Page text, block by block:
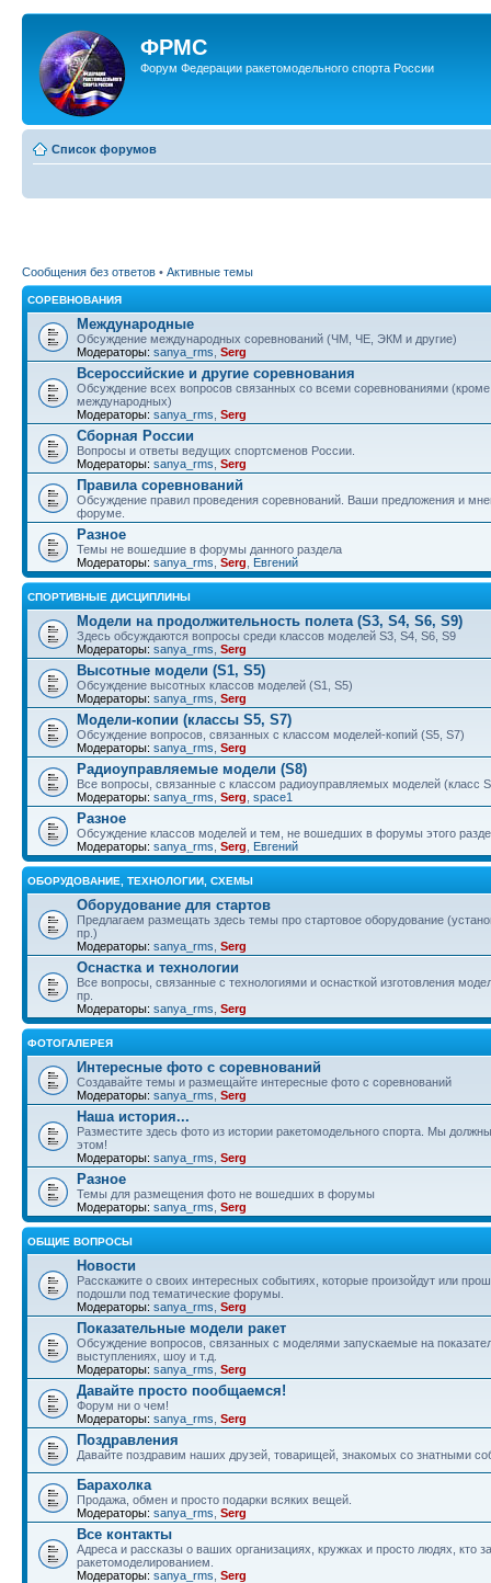
ФРМС
Форум Федерации ракетомодельного спорта России
Список форумов
Сообщения без ответов • Активные темы
СОРЕВНОВАНИЯ
Международные
Обсуждение международных соревнований (ЧМ, ЧЕ, ЭКМ и другие)
Модераторы: sanya_rms Serg
Всероссийские и другие соревнования
Обсуждение всех вопросов связанных со всеми соревнованиями (кроме
международных)
Модераторы: sanya_rms Serg
Сборная России
Вопросы и ответы ведущих спортсменов России.
Модераторы: sanya_rms Serg
Правила соревнований
Обсуждение правил проведения соревнований. Ваши предложения и
форуме.
Разное
Темы не вошедшие в форумы данного раздела
Модераторы: sanya_rms Serg Евгений
СПОРТИВНЫЕ ДИСЦИПЛИНЫ
Модели на продолжительность полета (S3, S4, S6, S9)
Здесь обсуждаются вопросы среди классов моделей S3, S4, S6, S9
Модераторы: sanya_rms Serg
Высотные модели (S1, S5)
Обсуждение высотных классов моделей (S1, S5)
Модераторы: sanya_rms Serg
Модели-копии (классы S5, S7)
Обсуждение вопросов, связанных с классом моделей-копий (S5, S7)
Модераторы: sanya_rms Serg
Радиоуправляемые модели (S8)
Все вопросы, связанные с классом радиоуправляемых моделей (класс
Модераторы: sanya_rms Serg space1
Разное
Обсуждение классов моделей и тем, не вошедших в форумы этого
Модераторы: sanya_rms Serg Евгений
ОБОРУДОВАНИЕ, ТЕХНОЛОГИИ, СХЕМЫ
Оборудование для стартов
Предлагаем размещать здесь темы про стартовое оборудование
пр.)
Модераторы: sanya_rms Serg
Оснастка и технологии
Все вопросы, связанные с технологиями и оснасткой изготовления
пр.
Модераторы: sanya_rms Serg
ФОТОГАЛЕРЕЯ
Интересные фото с соревнований
Создавайте темы и размещайте интересные фото с соревнований
Модераторы: sanya_rms Serg
Наша история...
Разместите здесь фото из истории ракетомодельного спорта. Мы
этом!
Модераторы: sanya_rms Serg
Разное
Темы для размещения фото не вошедших в форумы
Модераторы: sanya_rms Serg
ОБЩИЕ ВОПРОСЫ
Новости
Расскажите о своих интересных событиях, которые произойдут или
подошли под тематические форумы.
Модераторы: sanya_rms Serg
Показательные модели ракет
Обсуждение вопросов, связанных с моделями запускаемые на
выступлениях, шоу и т.д.
Модераторы: sanya_rms Serg
Давайте просто пообщаемся!
Форум ни о чем!
Модераторы: sanya_rms Serg
Поздравления
Давайте поздравим наших друзей, товарищей, знакомых со знатными
Барахолка
Продажа, обмен и просто подарки всяких вещей.
Модераторы: sanya_rms Serg
Все контакты
Адреса и рассказы о ваших организациях, кружках и просто людях, кто
ракетомоделированием.
Модераторы: sanya_rms Serg